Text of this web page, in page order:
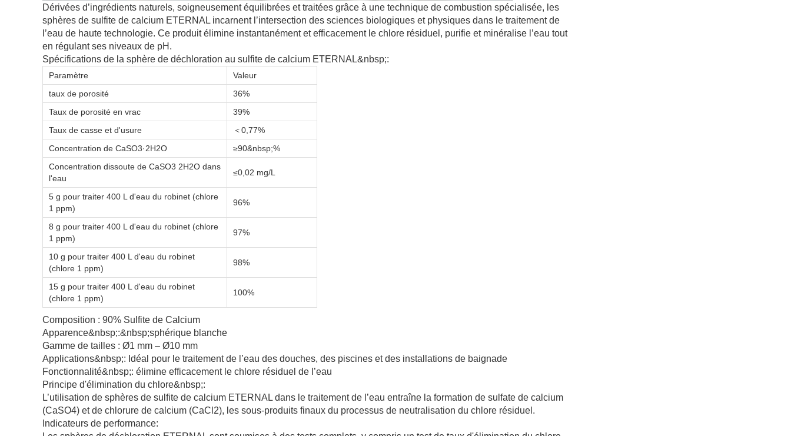
Dérivées d’ingrédients naturels, soigneusement équilibrées et traitées grâce à une technique de combustion spécialisée, les
sphères de sulfite de calcium ETERNAL incarnent l’intersection des sciences biologiques et physiques dans le traitement de
l’eau de haute technologie. Ce produit élimine instantanément et efficacement le chlore résiduel, purifie et minéralise l’eau tout
en régulant ses niveaux de pH.
Spécifications de la sphère de déchloration au sulfite de calcium ETERNAL&nbsp;:
Paramètre
Valeur
taux de porosité
36%
Taux de porosité en vrac
39%
Taux de casse et d'usure
＜0,77%
Concentration de CaSO3·2H2O
≥90&nbsp;%
Concentration dissoute de CaSO3 2H2O dans
l'eau
≤0,02 mg/L
5 g pour traiter 400 L d'eau du robinet (chlore
1 ppm)
96%
8 g pour traiter 400 L d'eau du robinet (chlore
1 ppm)
97%
10 g pour traiter 400 L d'eau du robinet
(chlore 1 ppm)
98%
15 g pour traiter 400 L d'eau du robinet
(chlore 1 ppm)
100%
Composition : 90% Sulfite de Calcium
Apparence&nbsp;:&nbsp;sphérique blanche
Gamme de tailles : Ø1 mm – Ø10 mm
Applications&nbsp;: Idéal pour le traitement de l’eau des douches, des piscines et des installations de baignade
Fonctionnalité&nbsp;: élimine efficacement le chlore résiduel de l’eau
Principe d'élimination du chlore&nbsp;:
L’utilisation de sphères de sulfite de calcium ETERNAL dans le traitement de l’eau entraîne la formation de sulfate de calcium
(CaSO4) et de chlorure de calcium (CaCl2), les sous-produits finaux du processus de neutralisation du chlore résiduel.
Indicateurs de performance: